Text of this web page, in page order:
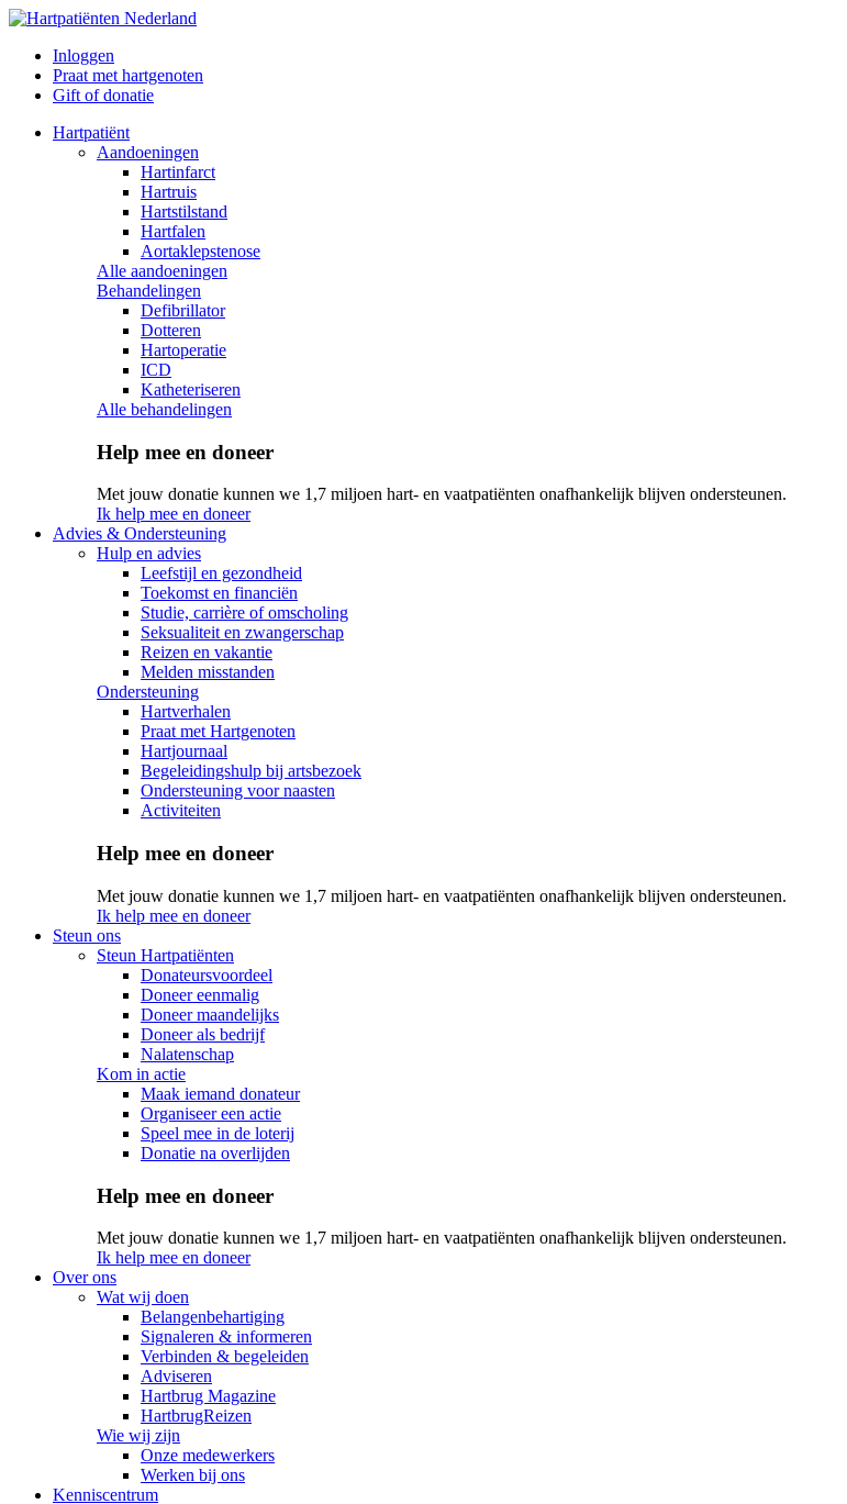
Inloggen
Praat met hartgenoten
Gift of donatie
Hartpatiënt
Aandoeningen
Hartinfarct
Hartruis
Hartstilstand
Hartfalen
Aortaklepstenose
Alle aandoeningen
Behandelingen
Defibrillator
Dotteren
Hartoperatie
ICD
Katheteriseren
Alle behandelingen
Help mee en doneer
Met jouw donatie kunnen we 1,7 miljoen hart- en vaatpatiënten onafhankelijk blijven ondersteunen.
Ik help mee en doneer
Advies & Ondersteuning
Hulp en advies
Leefstijl en gezondheid
Toekomst en financiën
Studie, carrière of omscholing
Seksualiteit en zwangerschap
Reizen en vakantie
Melden misstanden
Ondersteuning
Hartverhalen
Praat met Hartgenoten
Hartjournaal
Begeleidingshulp bij artsbezoek
Ondersteuning voor naasten
Activiteiten
Help mee en doneer
Met jouw donatie kunnen we 1,7 miljoen hart- en vaatpatiënten onafhankelijk blijven ondersteunen.
Ik help mee en doneer
Steun ons
Steun Hartpatiënten
Donateursvoordeel
Doneer eenmalig
Doneer maandelijks
Doneer als bedrijf
Nalatenschap
Kom in actie
Maak iemand donateur
Organiseer een actie
Speel mee in de loterij
Donatie na overlijden
Help mee en doneer
Met jouw donatie kunnen we 1,7 miljoen hart- en vaatpatiënten onafhankelijk blijven ondersteunen.
Ik help mee en doneer
Over ons
Wat wij doen
Belangenbehartiging
Signaleren & informeren
Verbinden & begeleiden
Adviseren
Hartbrug Magazine
HartbrugReizen
Wie wij zijn
Onze medewerkers
Werken bij ons
Kenniscentrum